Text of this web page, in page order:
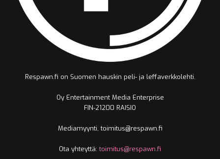
Respawn.fi on Suomen hauskin peli- ja leffaverkkolehti.
Oy Entertainment Media Enterprise
FIN-21200 RAISIO
Mediamyynti, toimitus@respawn.fi
Ota yhteyttä:toimitus@respawn.fi